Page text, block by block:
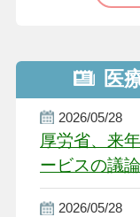
医
2026/05/28
厚労省、来
ービスの議
厳しい経営
2026/05/28